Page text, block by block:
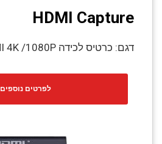
HDMI Capture
דגם: כרטיס לכידה HDMI 4K /1080P
לפרטים נוספים